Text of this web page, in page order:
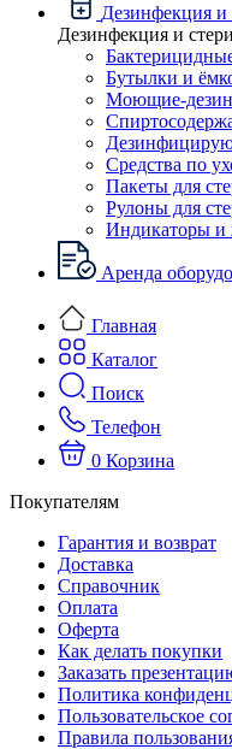
Дезинфекция и
Дезинфекция и
Бутылки и
Моющие-
Средства по
Пакеты для
Рулоны для
Индикаторы и
Аренда
Главная
Каталог
Поиск
Телефон
0 Корзина
Покупателям
Гарантия и возврат
Доставка
Справочник
Оплата
Оферта
Как делать покупки
Заказать
Политика
Пользовательское
Правила